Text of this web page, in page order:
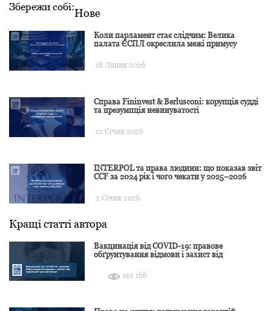
Збережи собі:Нове
Коли парламент стає слідчим: Велика
палата ЄСПЛ окреслила межі примусу
18 Липня 2026
Справа Fininvest & Berlusconi: корупція судді
та презумпція невинуватості
12 Січня 2026
INTERPOL та права людини: що показав звіт
CCF за 2024 рік і чого чекати у 2025–2026
2 Січня 2026
Кращі статті автора
Вакцинація від COVID-19: правове
обґрунтування відмови і захист від
142 166